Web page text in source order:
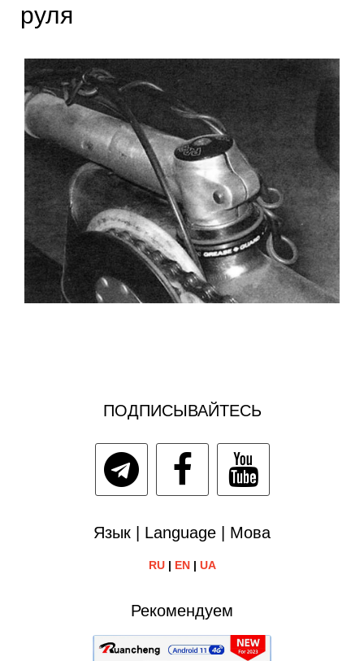
руля
ПОДПИСЫВАЙТЕСЬ
Язык | Language | Мова
RU| EN| UA
Рекомендуем